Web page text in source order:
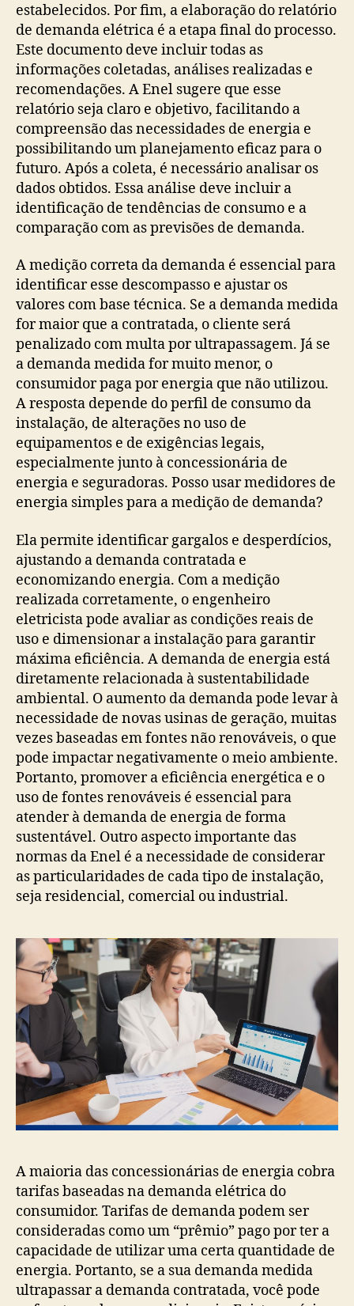
estabelecidos. Por fim, a elaboração do relatório
de demanda elétrica é a etapa final do processo.
Este documento deve incluir todas as
informações coletadas, análises realizadas e
recomendações. A Enel sugere que esse
relatório seja claro e objetivo, facilitando a
compreensão das necessidades de energia e
possibilitando um planejamento eficaz para o
futuro. Após a coleta, é necessário analisar os
dados obtidos. Essa análise deve incluir a
identificação de tendências de consumo e a
comparação com as previsões de demanda.
A medição correta da demanda é essencial para
identificar esse descompasso e ajustar os
valores com base técnica. Se a demanda medida
for maior que a contratada, o cliente será
penalizado com multa por ultrapassagem. Já se
a demanda medida for muito menor, o
consumidor paga por energia que não utilizou.
A resposta depende do perfil de consumo da
instalação, de alterações no uso de
equipamentos e de exigências legais,
especialmente junto à concessionária de
energia e seguradoras. Posso usar medidores de
energia simples para a medição de demanda?
Ela permite identificar gargalos e desperdícios,
ajustando a demanda contratada e
economizando energia. Com a medição
realizada corretamente, o engenheiro
eletricista pode avaliar as condições reais de
uso e dimensionar a instalação para garantir
máxima eficiência. A demanda de energia está
diretamente relacionada à sustentabilidade
ambiental. O aumento da demanda pode levar à
necessidade de novas usinas de geração, muitas
vezes baseadas em fontes não renováveis, o que
pode impactar negativamente o meio ambiente.
Portanto, promover a eficiência energética e o
uso de fontes renováveis é essencial para
atender à demanda de energia de forma
sustentável. Outro aspecto importante das
normas da Enel é a necessidade de considerar
as particularidades de cada tipo de instalação,
seja residencial, comercial ou industrial.
A maioria das concessionárias de energia cobra
tarifas baseadas na demanda elétrica do
consumidor. Tarifas de demanda podem ser
consideradas como um “prêmio” pago por ter a
capacidade de utilizar uma certa quantidade de
energia. Portanto, se a sua demanda medida
ultrapassar a demanda contratada, você pode